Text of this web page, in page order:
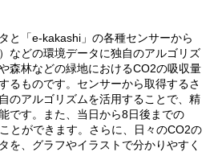
と「e-kakashi」の各種センサーから
などの環境データに独自のアルゴリズ
森林などの緑地におけるCO2の吸収量
るものです。センサーから取得するさ
のアルゴリズムを活用することで、精
です。また、当日から8日後までの
とができます。さらに、日々のCO2の
を、グラフやイラストで分かりやすく